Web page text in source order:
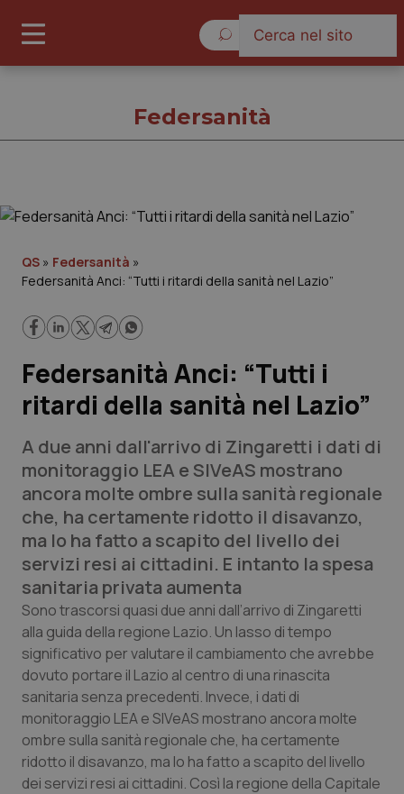
Cronache
Lavoro e Professioni
Scienza e Farmaci
Studi e Analisi
Lettere al direttore
Edizioni Regionali
QS Pro
Professionisti Sanitari.AI
Abruzzo
Basilicata
QS Pro Gold
Artrite & artrosi
QS Club Newsletter
Federsanità
QS » Federsanità »
Federsanità Anci: “Tutti i ritardi della sanità nel Lazio”
Federsanità Anci: “Tutti i
ritardi della sanità nel Lazio”
A due anni dall'arrivo di Zingaretti i dati di
monitoraggio LEA e SIVeAS mostrano
ancora molte ombre sulla sanità regionale
che, ha certamente ridotto il disavanzo,
ma lo ha fatto a scapito del livello dei
servizi resi ai cittadini. E intanto la spesa
sanitaria privata aumenta
Sono trascorsi quasi due anni dall’arrivo di Zingaretti
alla guida della regione Lazio. Un lasso di tempo
significativo per valutare il cambiamento che avrebbe
dovuto portare il Lazio al centro di una rinascita
sanitaria senza precedenti. Invece, i dati di
monitoraggio LEA e SIVeAS mostrano ancora molte
ombre sulla sanità regionale che, ha certamente
ridotto il disavanzo, ma lo ha fatto a scapito del livello
dei servizi resi ai cittadini. Così la regione della Capitale